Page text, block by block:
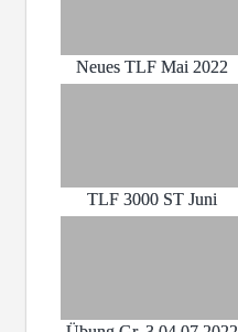
Neues TLF Mai 2022
TLF 3000 ST Juni